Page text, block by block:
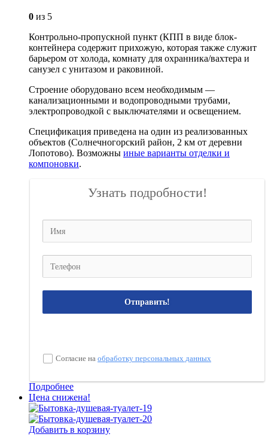
0 из 5
Контрольно-пропускной пункт (КПП в виде блок-
контейнера содержит прихожую, которая также служит
барьером от холода, комнату для охранника/вахтера и
санузел с унитазом и раковиной.
Строение оборудовано всем необходимым —
канализационными и водопроводными трубами,
электропроводкой с выключателями и освещением.
Спецификация приведена на один из реализованных
объектов (Солнечногорский район, 2 км от деревни
Лопотово). Возможны иные варианты отделки и
компоновки.
Узнать подробности!
Отправить!
Согласие на обработку персональных данных
Подробнее
Цена снижена!
Добавить в корзину